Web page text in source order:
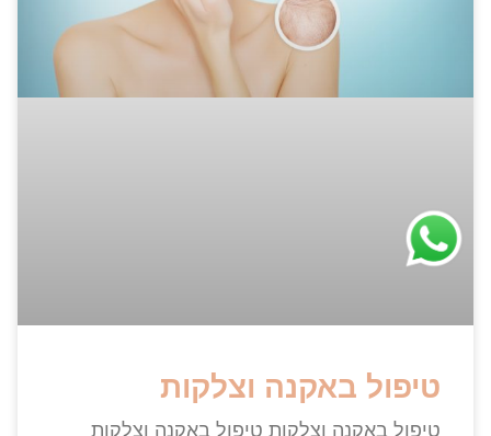
טיפול באקנה וצלקות
טיפול באקנה וצלקות טיפול באקנה וצלקות